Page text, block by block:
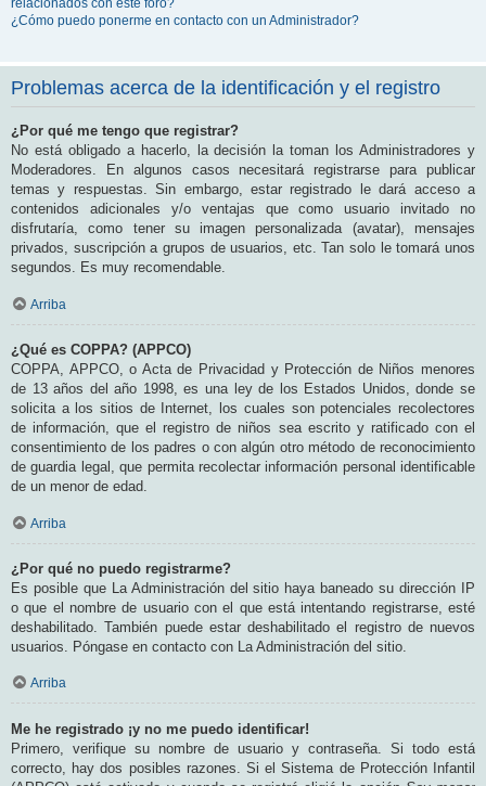
relacionados con este foro?
¿Cómo puedo ponerme en contacto con un Administrador?
Problemas acerca de la identificación y el registro
¿Por qué me tengo que registrar?
No está obligado a hacerlo, la decisión la toman los Administradores y
Moderadores. En algunos casos necesitará registrarse para publicar
temas y respuestas. Sin embargo, estar registrado le dará acceso a
contenidos adicionales y/o ventajas que como usuario invitado no
disfrutaría, como tener su imagen personalizada (avatar), mensajes
privados, suscripción a grupos de usuarios, etc. Tan solo le tomará unos
segundos. Es muy recomendable.
Arriba
¿Qué es COPPA? (APPCO)
COPPA, APPCO, o Acta de Privacidad y Protección de Niños menores
de 13 años del año 1998, es una ley de los Estados Unidos, donde se
solicita a los sitios de Internet, los cuales son potenciales recolectores
de información, que el registro de niños sea escrito y ratificado con el
consentimiento de los padres o con algún otro método de reconocimiento
de guardia legal, que permita recolectar información personal identificable
de un menor de edad.
Arriba
¿Por qué no puedo registrarme?
Es posible que La Administración del sitio haya baneado su dirección IP
o que el nombre de usuario con el que está intentando registrarse, esté
deshabilitado. También puede estar deshabilitado el registro de nuevos
usuarios. Póngase en contacto con La Administración del sitio.
Arriba
Me he registrado ¡y no me puedo identificar!
Primero, verifique su nombre de usuario y contraseña. Si todo está
correcto, hay dos posibles razones. Si el Sistema de Protección Infantil